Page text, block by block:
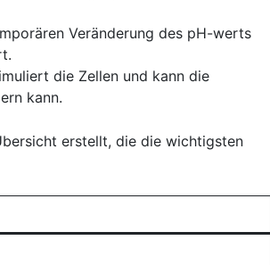
Veränderung des pH-werts⁢
die Zellen und kann‌ die
kann.
⁢erstellt, die die wichtigsten